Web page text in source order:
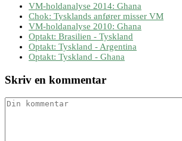
VM-holdanalyse 2014: Ghana
Chok: Tysklands anfører misser VM
VM-holdanalyse 2010: Ghana
Optakt: Brasilien - Tyskland
Optakt: Tyskland - Argentina
Optakt: Tyskland - Ghana
Skriv en kommentar